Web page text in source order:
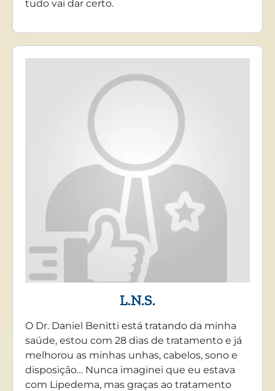
tudo vai dar certo.
L.N.S.
O Dr. Daniel Benitti está tratando da minha
saúde, estou com 28 dias de tratamento e já
melhorou as minhas unhas, cabelos, sono e
disposição… Nunca imaginei que eu estava
com Lipedema, mas graças ao tratamento